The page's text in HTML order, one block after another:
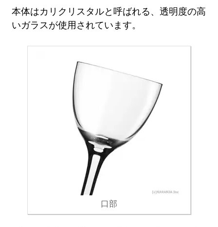
本体はカリクリスタルと呼ばれる、透明度の高
いガラスが使用されています。
口部